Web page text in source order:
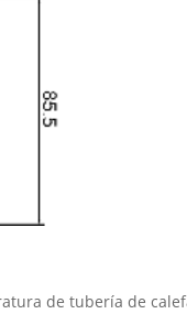
de tubería de